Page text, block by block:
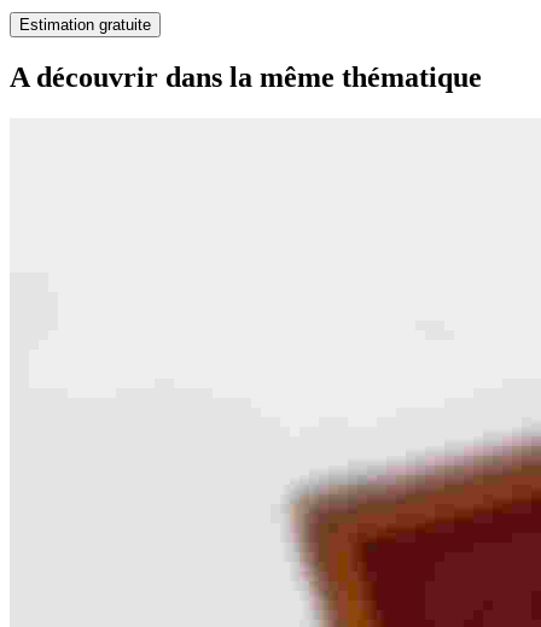
Estimation gratuite
A découvrir dans la même thématique